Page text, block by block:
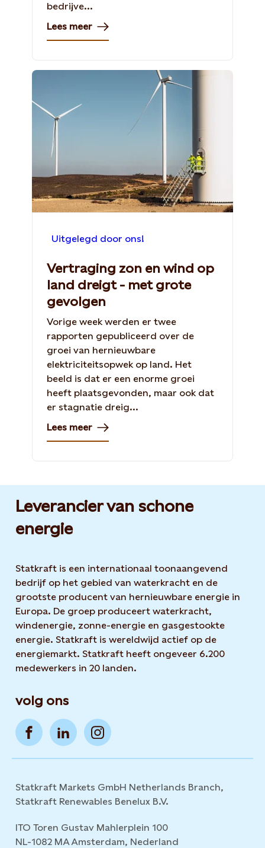
bedrijve...
Lees meer
Uitgelegd door ons!
Vertraging zon en wind op
land dreigt - met grote
gevolgen
Vorige week werden er twee
rapporten gepubliceerd over de
groei van hernieuwbare
elektriciteitsopwek op land. Het
beeld is dat er een enorme groei
heeft plaatsgevonden, maar ook dat
er stagnatie dreig...
Lees meer
Leverancier van schone
energie
Statkraft is een internationaal toonaangevend
bedrijf op het gebied van waterkracht en de
grootste producent van hernieuwbare energie in
Europa. De groep produceert waterkracht,
windenergie, zonne-energie en gasgestookte
energie. Statkraft is wereldwijd actief op de
energiemarkt. Statkraft heeft ongeveer 6.200
medewerkers in 20 landen.
volg ons
Statkraft Markets GmbH Netherlands Branch,
Statkraft Renewables Benelux B.V.
ITO Toren Gustav Mahlerplein 100
NL-1082 MA Amsterdam, Nederland